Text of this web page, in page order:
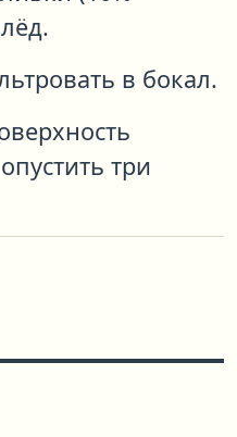
в бокал.
три